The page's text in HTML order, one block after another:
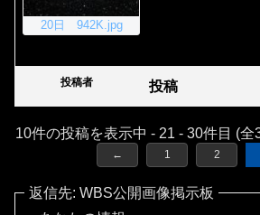
20日 942K.jpg
投稿者 投稿
10件の投稿を表示中 - 21 - 30件目 (全
← 1 2
返信先: WBS公開画像掲示板